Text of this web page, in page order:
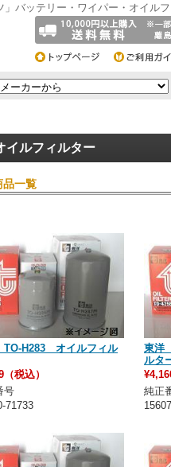
バッテリー・ワイパー・オイル
イルフィルター
品一覧
H283 オイルフィル
税込）
号
71733
東洋
ルタ
純正